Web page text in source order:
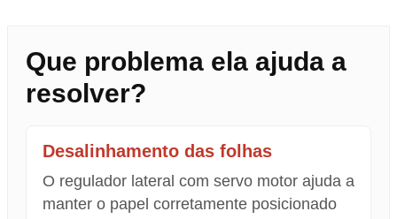
Que problema ela ajuda a
resolver?
Desalinhamento das folhas
O regulador lateral com servo motor ajuda a
manter o papel corretamente posicionado